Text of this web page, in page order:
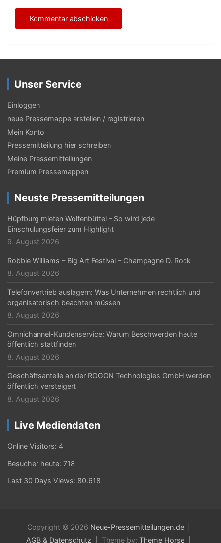
Unser Service
Einloggen
neue Pressemappe erstellen / registrieren
Mein Konto
Pressemitteilung hier schreiben
Meine Pressemitteilungen
Premium Pressemappen
Neuste Pressemitteilungen
Hüpfburg mieten Wolfenbüttel – So wird jede
Einschulungsfeier zum Highlight
9. August 2026
Robbie Williams – Big Art Festival – Champagne D. Rock
8. August 2026
Telefonvertrieb auslagern: Was Unternehmen rechtlich und
organisatorisch beachten müssen
8. August 2026
Omnichannel-Kundenservice: Warum Beschwerden heute
öffentlich stattfinden
8. August 2026
Geschäftsanteile an der ROGON Technologies GmbH werden
öffentlich versteigert
8. August 2026
Live Mediendaten
Online Visitors: 4
Besucher heute: 718
Last 30 Days Views: 80.618
Copyright © 2026 Neue-Pressemitteilungen.de
AGB & Datenschutz
Theme by: Theme Horse